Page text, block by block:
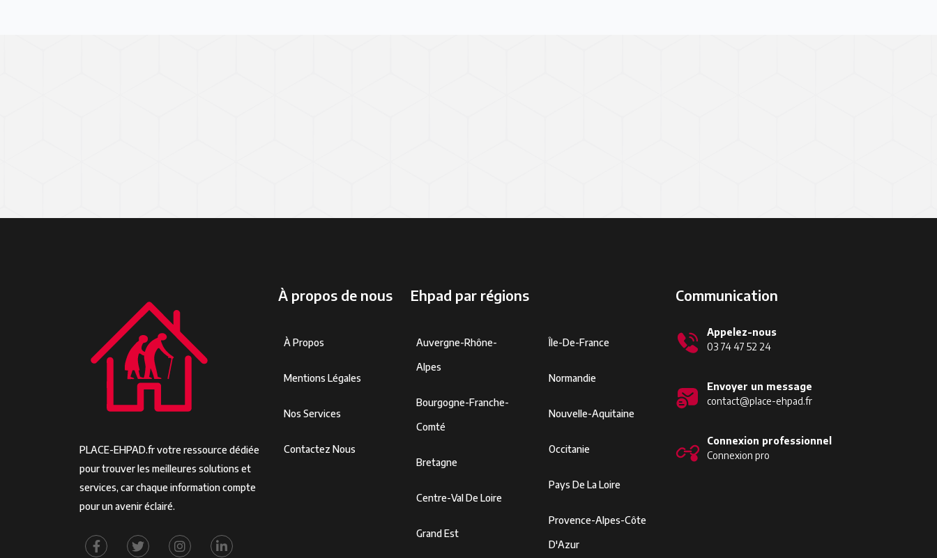
PLACE-EHPAD.fr votre ressource dédiée
pour trouver les meilleures solutions et
services, car chaque information compte
pour un avenir éclairé.
À propos de nous
À Propos
Mentions Légales
Nos Services
Contactez Nous
Ehpad par régions
Auvergne-Rhône-
Alpes
Bourgogne-Franche-
Comté
Bretagne
Centre-Val De Loire
Grand Est
Île-De-France
Normandie
Nouvelle-Aquitaine
Occitanie
Pays De La Loire
Provence-Alpes-Côte
D'Azur
Communication
Appelez-nous
03 74 47 52 24
Envoyer un message
contact@place-ehpad.fr
Connexion professionnel
Connexion pro